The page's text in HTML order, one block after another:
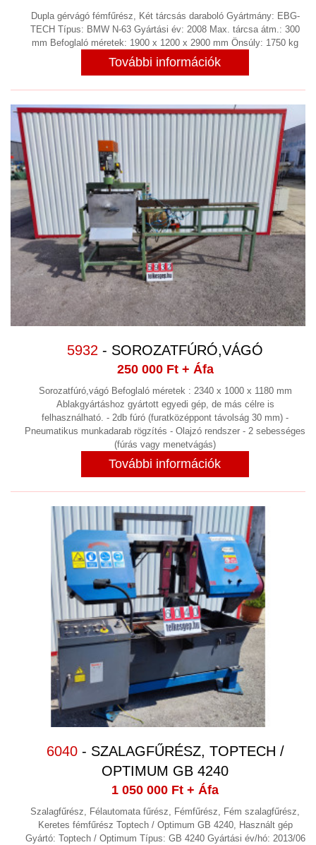
Öntödei berendezések
Prések (15)
Profilhengerítő
(2)
Stancológép
Szemcseszóró berendezés (3)
Szerelő asztal, forgó asztal, satu (18)
Szerszám beállító és mérőgép (1)
Szikraforgácsoló (3)
Tartály forgató
Ultrahangos tisztítás
Vízzel vágó berendezés
FORGÁCS KIHORDÓ, FORGÁCS
CENTRIFUGA LEVÁLASZTÓ
(7)
FŰTÉS (3)
FREKVENCIAVÁLTÓ, INDÍTÓ
(13)
FRÖCCSÖNTŐ BERENDEZÉS (20)
GALVANIZÁLÁS
GÉPÉPÍTÉS (8)
GŐZFEJLESZTŐ,GŐZKAZÁN
GYORSKAPU
HAJTÓMŰVEK (9)
HIDRAULIKA (33)
HIDROCIKLON
HOMOGENIZÁTOR
HŰTÉS, FOLYADÉKHŰTŐK
HŰTVESZÁRÍTÓ (6)
HULLADÉKKEZELÉS (2)
KÁBEL BLANKOLÓ GÉP (1)
KAPCSOLÓSZEKRÉNY (1)
KÉT KOMPONENSŰ ADAGOLÓ ÉS
KEVERŐ RENDSZER
Dupla gérvágó fémfűrész, Két tárcsás daraboló Gyártmány: EBG-
TECH Típus: BMW N-63 Gyártási év: 2008 Max. tárcsa átm.: 300
mm Befoglaló méretek: 1900 x 1200 x 2900 mm Önsúly: 1750 kg
További információk
5932 - SOROZATFÚRÓ,VÁGÓ
250 000 Ft+ Áfa
Sorozatfúró,vágó Befoglaló méretek : 2340 x 1000 x 1180 mm
Ablakgyártáshoz gyártott egyedi gép, de más célre is
felhasználható. - 2db fúró (furatközéppont távolság 30 mm) -
Pneumatikus munkadarab rögzítés - Olajzó rendszer - 2 sebességes
(fúrás vagy menetvágás)
További információk
6040- SZALAGFŰRÉSZ, TOPTECH /
OPTIMUM GB 4240
1 050 000 Ft + Áfa
Szalagfűrész, Félautomata fűrész, Fémfűrész, Fém szalagfűrész,
Keretes fémfűrész Toptech / Optimum GB 4240, Használt gép
Gyártó: Toptech / Optimum Típus: GB 4240 Gyártási év/hó: 2013/06